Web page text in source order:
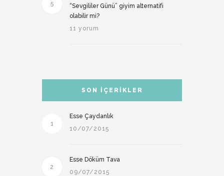
5
“Sevgililer Günü” giyim alternatifi
olabilir mi?
11 yorum
SON İÇERIKLER
1
Esse Çaydanlık
10/07/2015
2
Esse Döküm Tava
09/07/2015